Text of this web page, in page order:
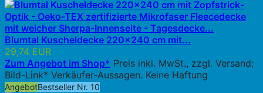
Blumtal Kuscheldecke 220x240 cm mit...
29,74 EUR
Zum Angebot im Shop* Preis inkl. MwSt., zzgl. Versand;
Bild-Link* Verkäufer-Aussagen. Keine Haftung
AngebotBestseller Nr. 10